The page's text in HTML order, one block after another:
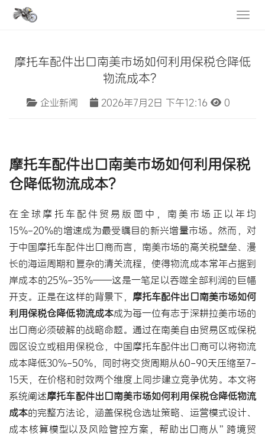
摩托车配件出口南美市场如何利用保税仓降低
物流成本？
企业新闻 2026年7月2日 下午12:16 0
摩托车配件出口南美市场如何利用保税
仓降低物流成本？
在全球 摩托车配件 贸易版图中，南美市场正以年均
15%-20%的增速成为最受瞩目的新兴增量市场。然而，对
于中国摩托车配件出口商而言，南美市场的高关税壁垒、漫
长的海运周期和复杂的清关流程，使得物流成本常年占据到
岸成本的25%-35%——这是一笔足以吞噬全部利润的巨幅
开支。正是在这样的背景下， 摩托车配件出口南美市场如何
利用保税仓降低物流成本成为每一位有志于深耕拉美市场的
出口商必须破解的战略命题。通过在南美自由贸易区或保税
园区设立或租用保税仓，中国摩托车配件出口商可以将物流
成本降低30%-50%，同时将交货周期从60-90天压缩至7-
15天，在价格和时效两个维度上同步建立竞争优势。本文将
系统阐述摩托车配件出口南美市场如何利用保税仓降低物流
成本的完整方法论，涵盖保税仓选址策略、运营模式设计、
成本核算模型以及风险管控方案，帮助出口商从”跨境贸